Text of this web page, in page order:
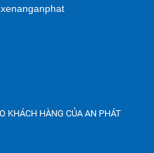
KHÁCH HÀNG CỦA AN PHÁT